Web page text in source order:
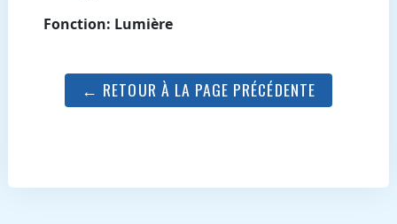
Fonction: Lumière
← RETOUR À LA PAGE PRÉCÉDENTE